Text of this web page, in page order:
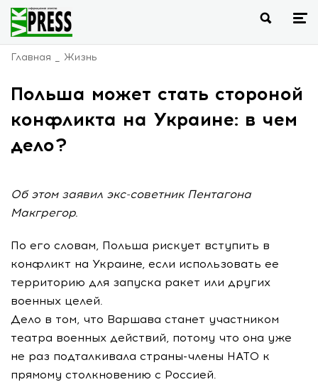
Главная Жизнь
Польша может стать стороной
конфликта на Украине: в чем
дело?
Об этом заявил экс-советник Пентагона
Макгрегор.
По его словам, Польша рискует вступить в
конфликт на Украине, если использовать ее
территорию для запуска ракет или других
военных целей.
Дело в том, что Варшава станет участником
театра военных действий, потому что она уже
не раз подталкивала страны-члены НАТО к
прямому столкновению с Россией.